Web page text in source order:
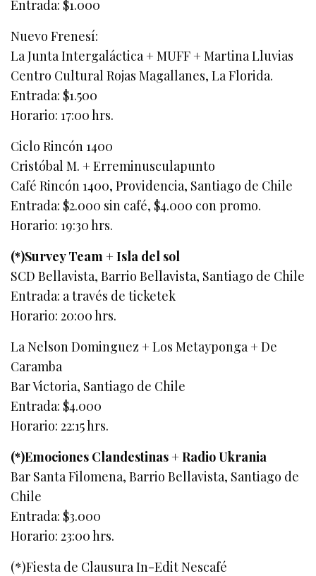
Entrada: $1.000
Nuevo Frenesí:
La Junta Intergaláctica + MUFF + Martina Lluvias
Centro Cultural Rojas Magallanes, La Florida.
Entrada: $1.500
Horario: 17:00 hrs.
Ciclo Rincón 1400
Cristóbal M. + Erreminusculapunto
Café Rincón 1400, Providencia, Santiago de Chile
Entrada: $2.000 sin café, $4.000 con promo.
Horario: 19:30 hrs.
(*)Survey Team + Isla del sol
SCD Bellavista, Barrio Bellavista, Santiago de Chile
Entrada: a través de ticketek
Horario: 20:00 hrs.
La Nelson Dominguez + Los Metayponga + De
Caramba
Bar Victoria, Santiago de Chile
Entrada: $4.000
Horario: 22:15 hrs.
(*)Emociones Clandestinas + Radio Ukrania
Bar Santa Filomena, Barrio Bellavista, Santiago de
Chile
Entrada: $3.000
Horario: 23:00 hrs.
(*)Fiesta de Clausura In-Edit Nescafé